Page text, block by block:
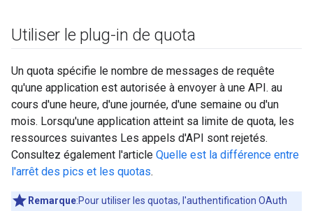
Utiliser le plug-in de quota
Un quota spécifie le nombre de messages de requête
qu'une application est autorisée à envoyer à une API. au
cours d'une heure, d'une journée, d'une semaine ou d'un
mois. Lorsqu'une application atteint sa limite de quota, les
ressources suivantes Les appels d'API sont rejetés.
Consultez également l'article Quelle est la différence entre
l'arrêt des pics et les quotas.
Remarque:Pour utiliser les quotas, l'authentification OAuth